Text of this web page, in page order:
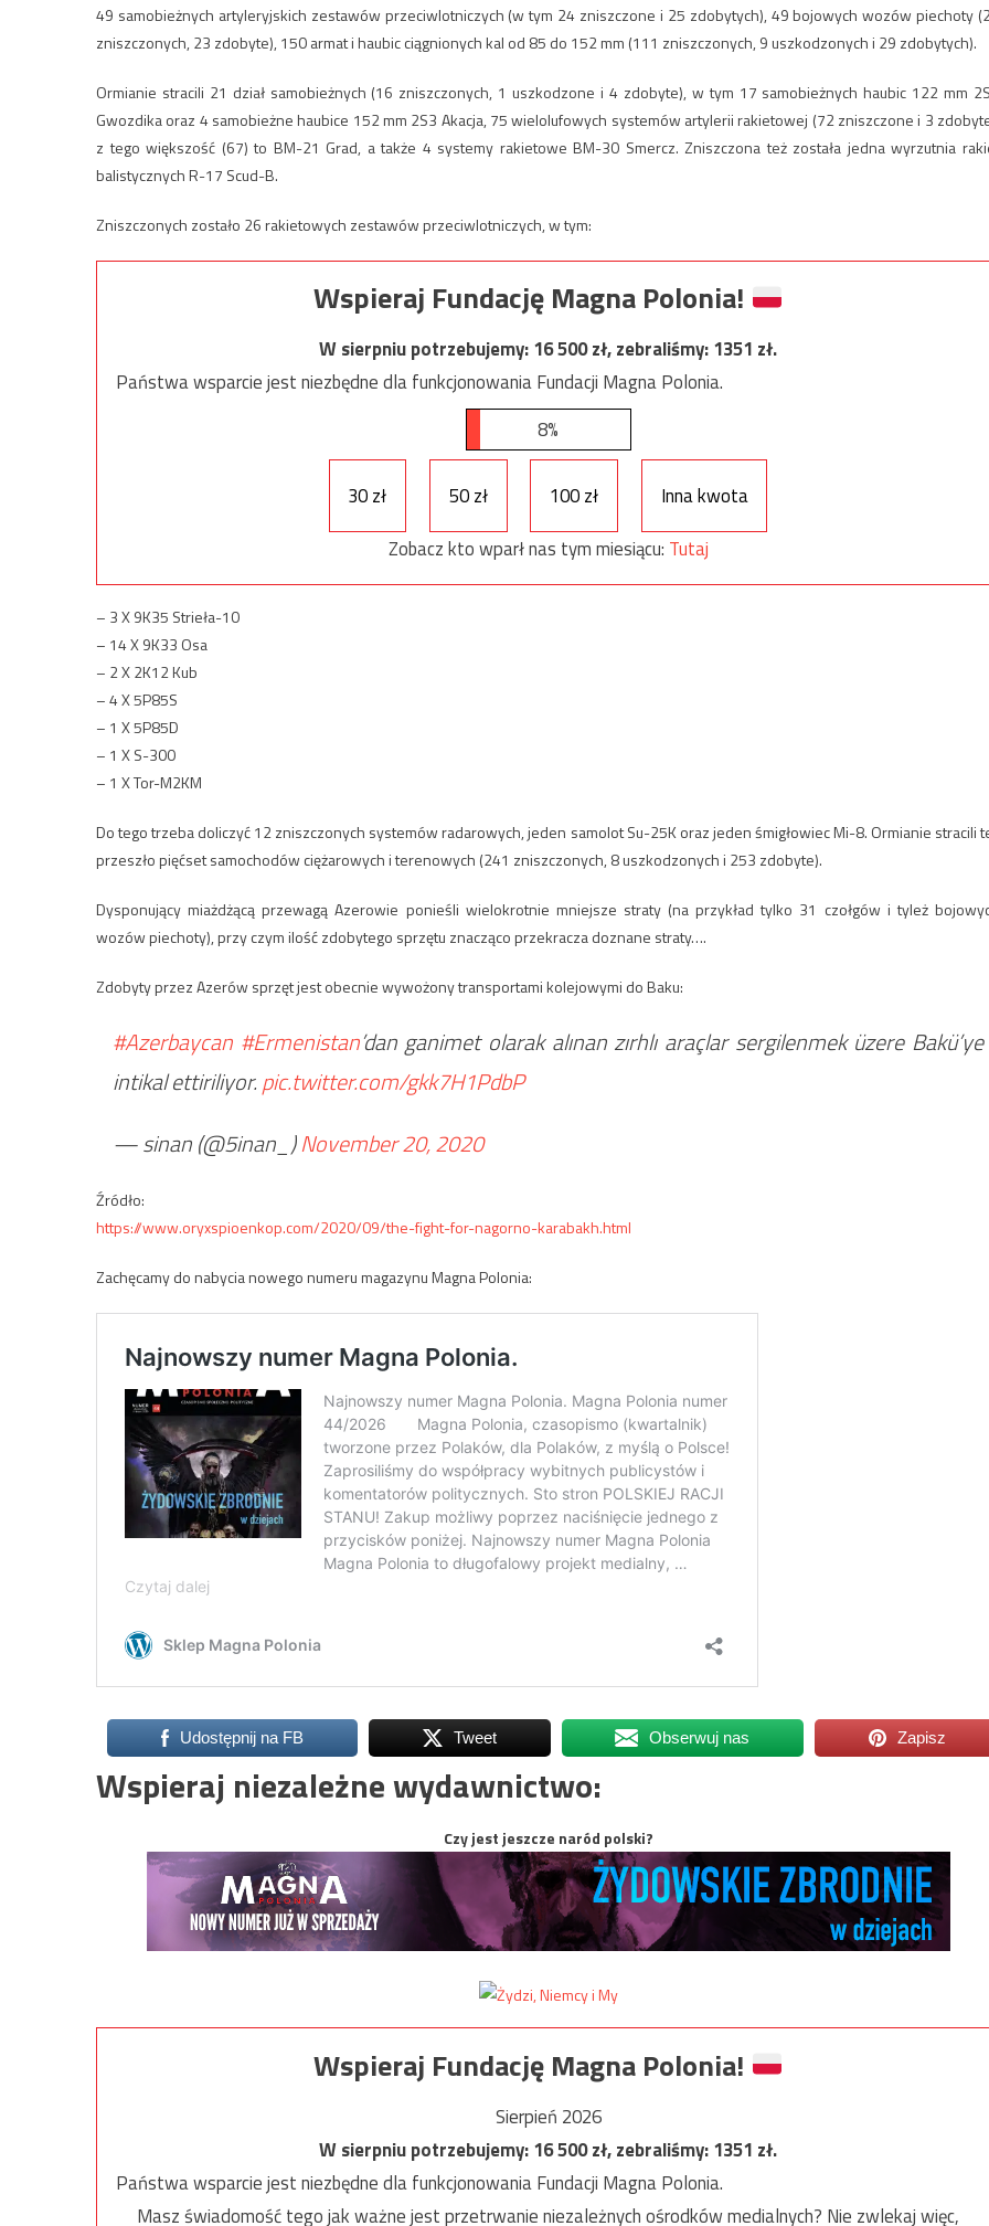
49 samobieżnych artyleryjskich zestawów przeciwlotniczych (w tym 24 zniszczone i 25 zdobytych), 49 bojowych wozów piechoty
zniszczonych, 23 zdobyte), 150 armat i haubic ciągnionych kal od 85 do 152 mm (111 zniszczonych, 9 uszkodzonych i 29 zdobytych).
Ormianie stracili 21 dział samobieżnych (16 zniszczonych, 1 uszkodzone i 4 zdobyte), w tym 17 samobieżnych haubic 122 mm
Gwozdika oraz 4 samobieżne haubice 152 mm 2S3 Akacja, 75 wielolufowych systemów artylerii rakietowej (72 zniszczone i 3
z tego większość (67) to BM-21 Grad, a także 4 systemy rakietowe BM-30 Smercz. Zniszczona też została jedna wyrzutnia
balistycznych R-17 Scud-B.
Zniszczonych zostało 26 rakietowych zestawów przeciwlotniczych, w tym:
Wspieraj Fundację Magna Polonia!
W sierpniu potrzebujemy:16 500zł, zebraliśmy:1351 zł.
Państwa wsparcie jest niezbędne dla funkcjonowania Fundacji Magna Polonia.
8%
30 zł 50 zł 100 zł
Inna kwota
Zobacz kto wparł nas tym miesiącu: Tutaj
– 3 X 9K35 Strieła-10
– 14 X 9K33 Osa
– 2 X 2K12 Kub
– 4 X 5P85S
– 1 X 5P85D
– 1 X S-300
– 1 X Tor-M2KM
Do tego trzeba doliczyć 12 zniszczonych systemów radarowych, jeden samolot Su-25K oraz jeden śmigłowiec Mi-8. Ormianie stracili
przeszło pięćset samochodów ciężarowych i terenowych (241 zniszczonych, 8 uszkodzonych i 253 zdobyte).
Dysponujący miażdżącą przewagą Azerowie ponieśli wielokrotnie mniejsze straty (na przykład tylko 31 czołgów i tyleż
wozów piechoty), przy czym ilość zdobytego sprzętu znacząco przekracza doznane straty….
Zdobyty przez Azerów sprzęt jest obecnie wywożony transportami kolejowymi do Baku:
#Azerbaycan #Ermenistan’dan ganimet olarak alınan zırhlı araçlar sergilenmek üzere Bakü’ye
intikal ettiriliyor.pic.twitter.com/gkk7H1PdbP
— sinan (@5inan_)November 20, 2020
Źródło:
https://www.oryxspioenkop.com/2020/09/the-fight-for-nagorno-karabakh.html
Zachęcamy do nabycia nowego numeru magazynu Magna Polonia:
Udostępnij na FB Tweet Obserwuj nas Zapisz
Wspieraj niezależne wydawnictwo:
Czy jest jeszcze naród polski?
Wspieraj Fundację Magna Polonia!
Sierpień 2026
W sierpniu potrzebujemy:16 500zł, zebraliśmy:1351 zł.
Państwa wsparcie jest niezbędne dla funkcjonowania Fundacji Magna Polonia.
Masz świadomość tego jak ważne jest przetrwanie niezależnych ośrodków medialnych? Nie zwlekaj więc,